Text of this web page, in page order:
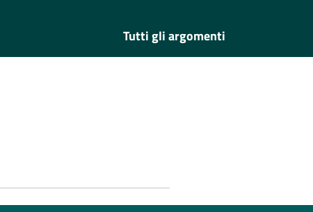
Tutti gli argomenti